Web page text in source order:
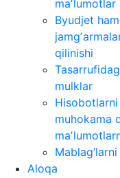
maʼlumotlar
Byudjet
qilinishi
mulklar
muhokama
Aloqa